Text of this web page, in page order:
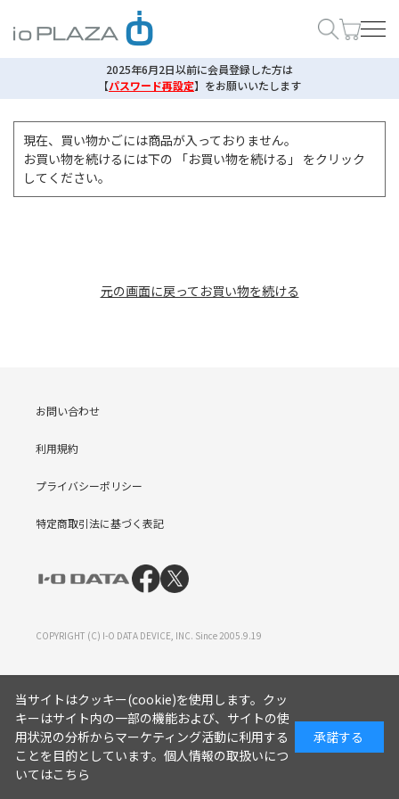
2025年6月2日以前に会員登録した方は
【パスワード再設定】 をお願いいたします
現在、買い物かごには商品が入っておりません。
お買い物を続けるには下の 「お買い物を続ける」 をクリック
してください。
元の画面に戻ってお買い物を続ける
お問い合わせ
利用規約
プライバシーポリシー
特定商取引法に基づく表記
COPYRIGHT (C) I-O DATA DEVICE, INC. Since 2005.9.19
当サイトはクッキー(cookie)を使用します。クッ
キーはサイト内の一部の機能および、サイトの使
用状況の分析からマーケティング活動に利用する
ことを目的としています。 個人情報の取扱いにつ
いてはこちら
承諾する